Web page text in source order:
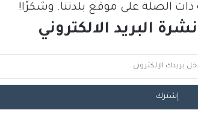
الصلة على موقع بلدتنا. وشكرًا!
البريد الالكتروني